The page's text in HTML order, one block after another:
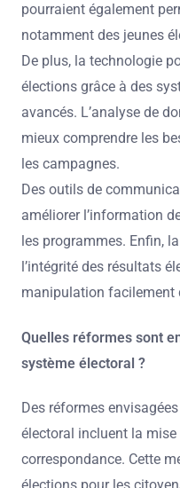
pourraient également
notamment des jeunes
De plus, la technologie
élections grâce à des
avancés. L’analyse de
mieux comprendre les
les campagnes.
Des outils de
améliorer l’information
les programmes. Enfin,
l’intégrité des résultats
manipulation facilement
Quelles réformes sont
système électoral ?
Des réformes
électoral incluent la
correspondance. Cette